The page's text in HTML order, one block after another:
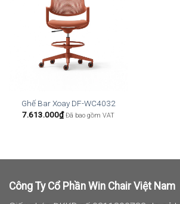
Ghế Bar Xoay DF-WC4032
7.613.000₫ Đã bao gồm VAT
Công Ty Cổ Phần Win Chair Việt Nam